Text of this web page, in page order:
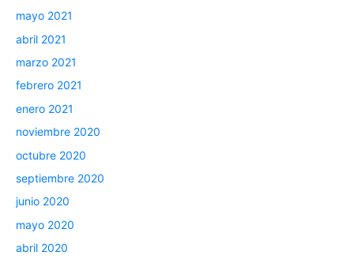
mayo 2021
abril 2021
marzo 2021
febrero 2021
enero 2021
noviembre 2020
octubre 2020
septiembre 2020
junio 2020
mayo 2020
abril 2020